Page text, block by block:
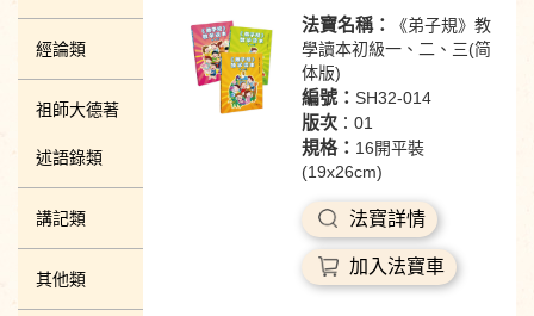
經論類
祖師大德著
述語錄類
講記類
其他類
法寶名稱：
《弟子規》教
學讀本初級一、二、三(简
体版)
編號： SH32-014
版次：01
規格： 16開平裝
(19x26cm)
法寶詳情
加入法寶車